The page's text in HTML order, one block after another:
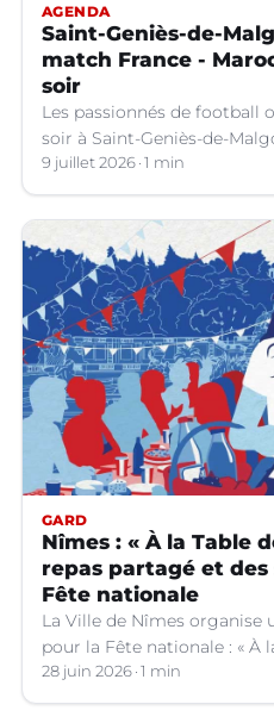
AGENDA
Saint-Geniès-de-
match France -
soir
Les passionnés de football
soir à Saint-Geniès-de-
l'un des temps forts de la
9 juillet 2026 1 min
GARD
Nîmes : « À la Table
repas partagé et
Fête nationale
La Ville de Nîmes organise
pour la Fête nationale : « À
juillet prochain.
28 juin 2026 1 min